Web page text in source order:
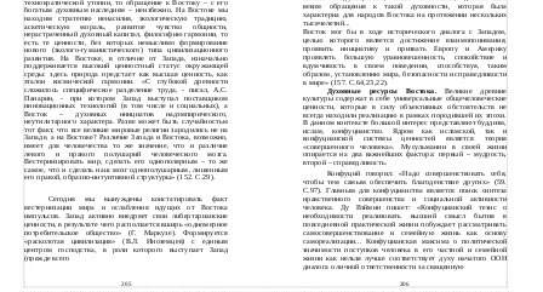
технократической утопии, то обращение к Востоку – с его
богатым духовным наследием – неизбежно. На Востоке мы
находим стратегию ненасилия, экологическую традицию,
аскетическую мораль, развитое чувство общности,
нерастраченный духовный капитал, философию гармонии, то
есть те ценности, без которых немыслимо формирование
нового (эколого-гуманистического) типа цивилизационного
развития. На Востоке, в отличие от Запада, изначально
поддерживается высокий ценностный статус окружающей
среды: здесь природа предстает как высшая ценность, как
эталон космической гармонии. «С глубокой древности
сложилось специфическое разделение труда, - писал, А.С.
Панарин, - при котором Запад выступал поставщиком
инновационных технологий (в том числе и социальных), а
Восток – духовных инициатив надэмпирического,
неутилитарного характера. Разве может быть случайностью
тот факт, что все великие мировые религии зародились не на
Западе, а на Востоке? Различие Запада и Востока, возможно,
имеет для человечества то же значение, что и различие
левого и правого полушарий человеческого мозга.
Вестернизировать мир, сделать его однополярным – то же
самое, что и сделать наш мозг однополушарным, лишенным
его правой, образно-интуитивной структуры» (152. С.29).
Сегодня мы вынуждены констатировать факт
вестернизации мира и ослабления идущих от Востока
импульсов. Запад активно внедряет свои либертарианские
ценности, в результате чего расползается вширь «одномерное
потребительское общество» (Г. Маркузе). Формируется
«расколотая цивилизация» (В.Л. Иноземцев) с единым
центром господства, в роли которого выступает Запад
(прежде всего
веком обращения к такой духовности, которая была
характерна для народов Востока на протяжении нескольких
тысячелетий...
Восток мог бы в ходе исторического диалога с Западом,
целью которого является достижение взаимопонимания,
проявить инициативу и призвать Европу и Америку
проявлять большую уравновешенность, спокойствие и
вдумчивость в своем поведении, способствуя, таким
образом, установлению мира, безопасности и справедливости
в мире» (157. С.64,23,22).
Духовные ресурсы Востока.Великие древние
культуры содержат в себе универсальные общечеловеческие
ценности, которые в силу объективных обстоятельств не
всегда находили реализацию в рамках породившей их эпохи.
В данном контексте большой интерес представляют буддизм,
ислам, конфуцианство. Ядром как исламской, так и
конфуцианской системы ценностей является теория
«совершенного человека». Мусульманин в своей жизни
опирается на два важнейших фактора: первый – мудрость,
второй – справедливость.
Конфуций говорил: «Надо совершенствовать себя,
чтобы тем самым обеспечить благоденствие других» (59.
С.97). Главным для конфуцианства является поиск синтеза
нравственного совершенства и социальной активности
человека. Ду Вэймин пишет: «Конфуцианский тезис о
необходимости реализовать высший смысл бытия в
повседневной практической жизни побуждает рассматривать
самосовершенствование и семейную жизнь как основу
самореализации... Конфуцианская максима о политической
значимости поступков человека в его частной и семейной
жизни как нельзя лучше соответствует духу начатого ООН
диалога о личной ответственности за священную
205 206